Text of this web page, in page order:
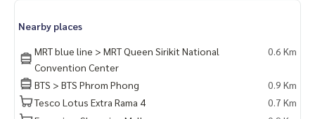
Nearby places
MRT blue line > MRT Queen Sirikit National
Convention Center
0.6 Km
BTS > BTS Phrom Phong
0.9 Km
Tesco Lotus Extra Rama 4
0.7 Km